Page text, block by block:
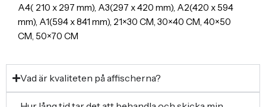
A4( 210 x 297 mm), A3(297 x 420 mm), A2(420 x 594
mm), A1(594 x 841 mm), 21×30 CM, 30×40 CM, 40×50
CM, 50×70 CM
Vad är kvaliteten på affischerna?